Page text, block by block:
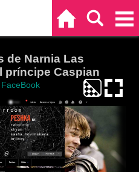
de Narnia Las
príncipe Caspian